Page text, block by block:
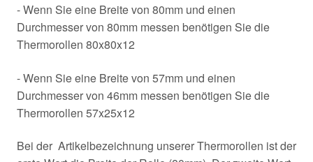
- Wenn Sie eine Breite von 80mm und einen
Durchmesser von 80mm messen benötigen Sie die
Thermorollen 80x80x12
- Wenn Sie eine Breite von 57mm und einen
Durchmesser von 46mm messen benötigen Sie die
Thermorollen 57x25x12
Bei der Artikelbezeichnung unserer Thermorollen ist der